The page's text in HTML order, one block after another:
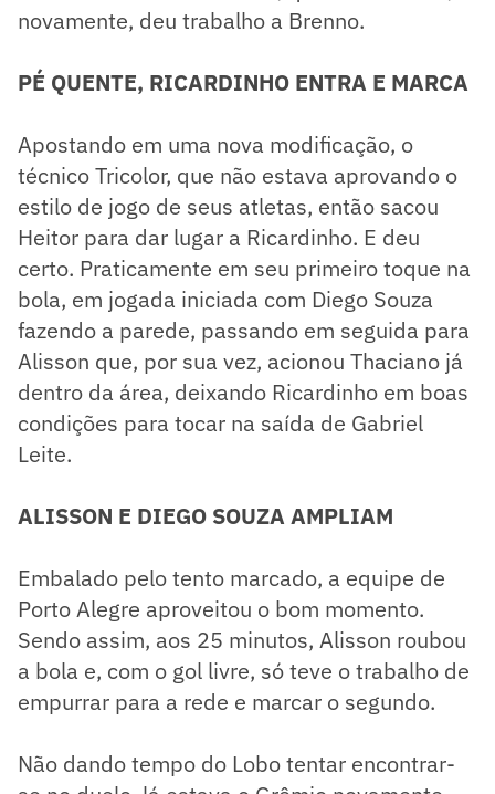
novamente, deu trabalho a Brenno.
PÉ QUENTE, RICARDINHO ENTRA E MARCA
Apostando em uma nova modificação, o
técnico Tricolor, que não estava aprovando o
estilo de jogo de seus atletas, então sacou
Heitor para dar lugar a Ricardinho. E deu
certo. Praticamente em seu primeiro toque na
bola, em jogada iniciada com Diego Souza
fazendo a parede, passando em seguida para
Alisson que, por sua vez, acionou Thaciano já
dentro da área, deixando Ricardinho em boas
condições para tocar na saída de Gabriel
Leite.
ALISSON E DIEGO SOUZA AMPLIAM
Embalado pelo tento marcado, a equipe de
Porto Alegre aproveitou o bom momento.
Sendo assim, aos 25 minutos, Alisson roubou
a bola e, com o gol livre, só teve o trabalho de
empurrar para a rede e marcar o segundo.
Não dando tempo do Lobo tentar encontrar-